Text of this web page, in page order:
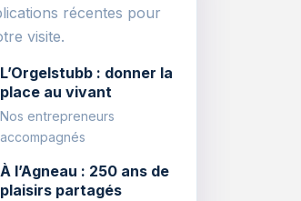
récentes pour
visite.
L’Orgelstubb : donner la
place au vivant
Nos entrepreneurs
accompagnés
À l’Agneau : 250 ans de
plaisirs partagés